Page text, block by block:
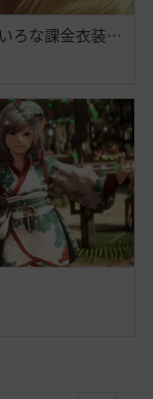
今までいろいろな課金衣装出てそれなりに好きだったけど今回程心奪われた衣装はなかったよ・・大好きだよシトラス・・ハイセンス過ぎるよ黒砂漠☝️ぃえーぃ！